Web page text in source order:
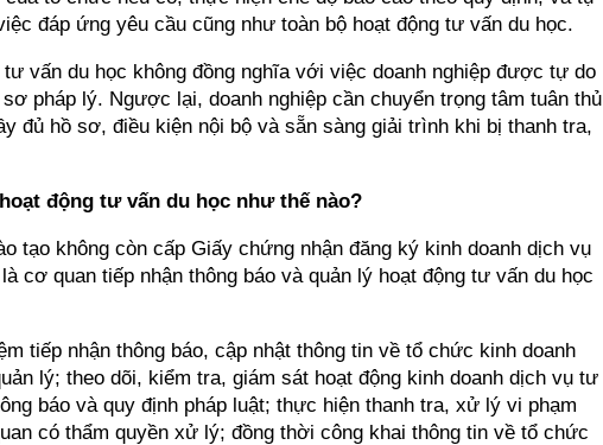
đáp ứng yêu cầu cũng như toàn bộ hoạt động tư vấn du học.
vấn du học không đồng nghĩa với việc doanh nghiệp được tự do
pháp lý. Ngược lại, doanh nghiệp cần chuyển trọng tâm tuân thủ
đủ hồ sơ, điều kiện nội bộ và sẵn sàng giải trình khi bị thanh tra,
động tư vấn du học như thế nào?
tạo không còn cấp Giấy chứng nhận đăng ký kinh doanh dịch vụ
cơ quan tiếp nhận thông báo và quản lý hoạt động tư vấn du học
tiếp nhận thông báo, cập nhật thông tin về tổ chức kinh doanh
lý; theo dõi, kiểm tra, giám sát hoạt động kinh doanh dịch vụ tư
báo và quy định pháp luật; thực hiện thanh tra, xử lý vi phạm
có thẩm quyền xử lý; đồng thời công khai thông tin về tổ chức